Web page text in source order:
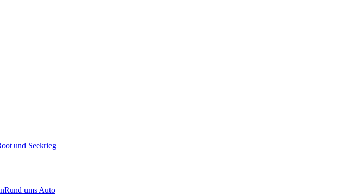
und Seekrieg
Rund ums Auto